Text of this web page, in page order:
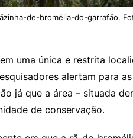
de-bromélia-do-garrafão.
uma única e restrita
alertam para
já que a área – situada
de conservação.